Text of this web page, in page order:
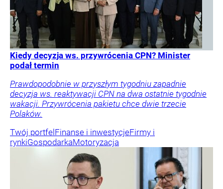
Kiedy decyzja ws. przywrócenia CPN? Minister
podał termin
Prawdopodobnie w przyszłym tygodniu zapadnie
decyzja ws. reaktywacji CPN na dwa ostatnie tygodnie
wakacji. Przywrócenia pakietu chce dwie trzecie
Polaków.
Twój portfel Finanse i inwestycjeFirmy i
rynkiGospodarkaMotoryzacja